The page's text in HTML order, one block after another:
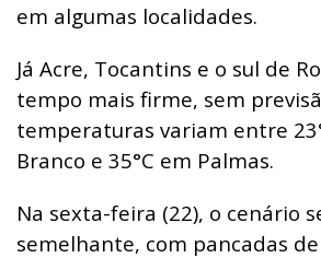
em algumas localidades.
Já Acre, Tocantins e o sul de
tempo mais firme, sem
temperaturas variam entre
Branco e 35°C em Palmas.
Na sexta-feira (22), o cenário
semelhante, com pancadas